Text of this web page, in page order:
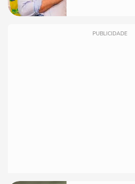
PUBLICIDADE